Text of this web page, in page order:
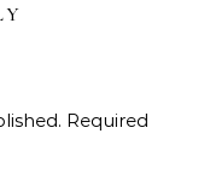
Required